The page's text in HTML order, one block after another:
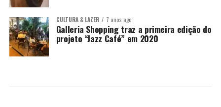
CULTURA & LAZER 7 anos ago
Galleria Shopping traz a primeira edição do
projeto “Jazz Café” em 2020